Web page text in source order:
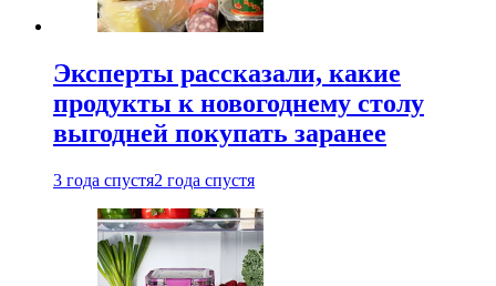
Эксперты рассказали, какие
продукты к новогоднему столу
выгодней покупать заранее
3 года спустя2 года спустя